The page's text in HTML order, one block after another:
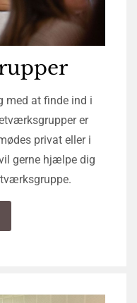
med at finde ind i
er
privat eller i
gerne hjælpe dig